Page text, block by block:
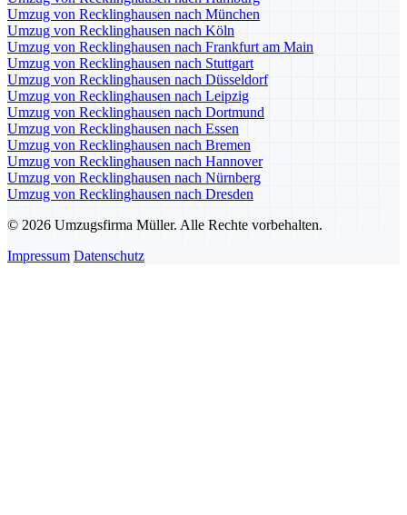
Umzug von Recklinghausen nach München
Umzug von Recklinghausen nach Köln
Umzug von Recklinghausen nach Frankfurt am Main
Umzug von Recklinghausen nach Stuttgart
Umzug von Recklinghausen nach Düsseldorf
Umzug von Recklinghausen nach Leipzig
Umzug von Recklinghausen nach Dortmund
Umzug von Recklinghausen nach Essen
Umzug von Recklinghausen nach Bremen
Umzug von Recklinghausen nach Hannover
Umzug von Recklinghausen nach Nürnberg
Umzug von Recklinghausen nach Dresden
© 2026 Umzugsfirma Müller. Alle Rechte vorbehalten.
Impressum Datenschutz